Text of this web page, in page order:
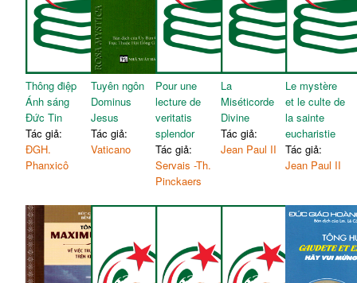
Thông điệp
Ánh sáng
Đức Tin
Tác giả:
ĐGH.
Phanxicô
Tuyên ngôn
Dominus
Jesus
Tác giả:
Vaticano
Pour une
lecture de
veritatis
splendor
Tác giả:
Servais -Th.
Pinckaers
La
Miséticorde
Divine
Tác giả:
Jean Paul II
Le mystère
et le culte de
la sainte
eucharistie
Tác giả:
Jean Paul II